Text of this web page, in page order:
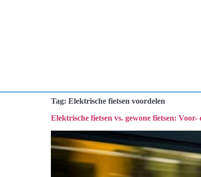
Tag: Elektrische fietsen voordelen
Elektrische fietsen vs. gewone fietsen: Voor-